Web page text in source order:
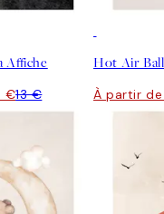
Affiche
€13 €
Hot Air
À partir